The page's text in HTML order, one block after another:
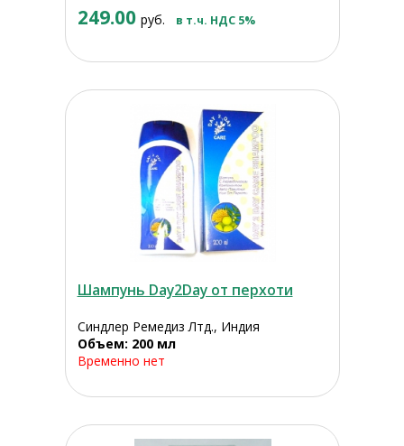
249.00 руб. в т.ч. НДС 5%
Шампунь Day2Day от перхоти
Синдлер Ремедиз Лтд., Индия
Объем: 200 мл
Временно нет